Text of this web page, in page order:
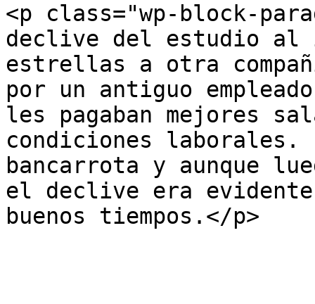
<p class="wp-block-
declive del estudio al
estrellas a otra
por un antiguo empleado
les pagaban mejores
condiciones laborales.
bancarrota y aunque
el declive era
buenos tiempos.</p>